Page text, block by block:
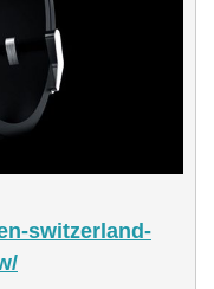
switzerland-